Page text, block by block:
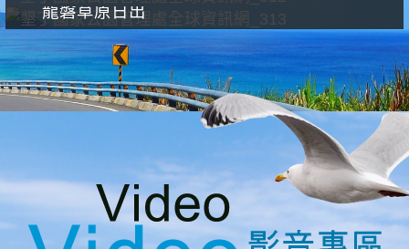
龍磐草原日出